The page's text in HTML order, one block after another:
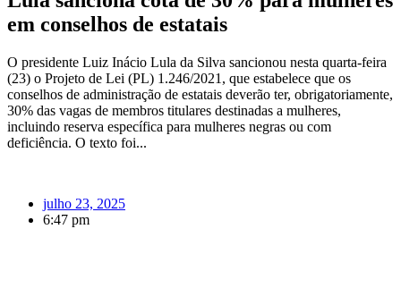
em conselhos de estatais
O presidente Luiz Inácio Lula da Silva sancionou nesta quarta-feira
(23) o Projeto de Lei (PL) 1.246/2021, que estabelece que os
conselhos de administração de estatais deverão ter, obrigatoriamente,
30% das vagas de membros titulares destinadas a mulheres,
incluindo reserva específica para mulheres negras ou com
deficiência. O texto foi...
julho 23, 2025
6:47 pm